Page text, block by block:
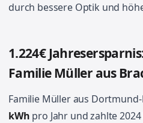
durch bessere Optik und
1.224€
Familie Müller aus
Familie Müller aus
kWh pro Jahr und zahlte